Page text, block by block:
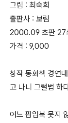
그림 : 최숙희
출판사 : 보림
2000.09 초판 27
가격 : 9,000
창작 동화책 경연
고 나니 그럴법 하
여느 팝업북 못지